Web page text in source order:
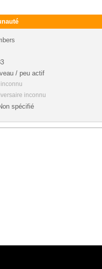
/ peu actif
inconnu
spécifié